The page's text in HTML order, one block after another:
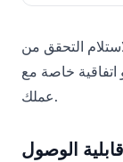
التحقق من
خاصة مع
عملك.
الوصول